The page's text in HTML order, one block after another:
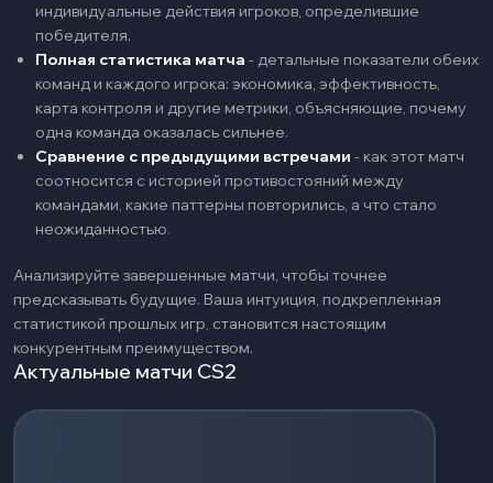
индивидуальные действия игроков, определившие
победителя.
Полная статистика матча - детальные показатели обеих
команд и каждого игрока: экономика, эффективность,
карта контроля и другие метрики, объясняющие, почему
одна команда оказалась сильнее.
Сравнение с предыдущими встречами - как этот матч
соотносится с историей противостояний между
командами, какие паттерны повторились, а что стало
неожиданностью.
Анализируйте завершенные матчи, чтобы точнее
предсказывать будущие. Ваша интуиция, подкрепленная
статистикой прошлых игр, становится настоящим
конкурентным преимуществом.
Актуальные матчи CS2
Загрузка событий...